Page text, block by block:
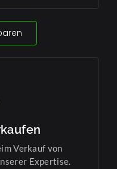
Verkauf von
Expertise.